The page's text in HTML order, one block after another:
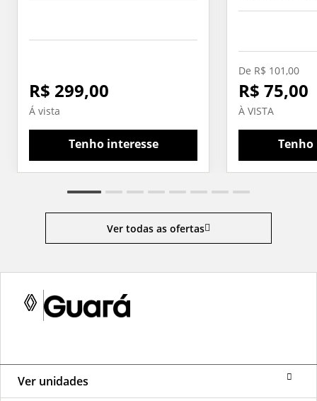
R$ 299,00
Á vista
Tenho interesse
De R$ 101,00
R$ 75,00
À VISTA
Tenho
Ver todas as ofertas
Ver unidades